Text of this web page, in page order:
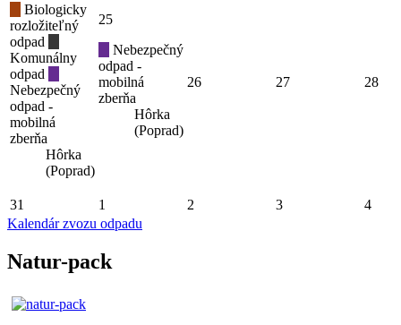
Biologicky
rozložiteľný
odpad
Komunálny
odpad
Nebezpečný
odpad -
mobilná
zberňa
Hôrka
(Poprad)
25
Nebezpečný
odpad -
mobilná
zberňa
Hôrka
(Poprad)
26 27 28
31 1 2 3
4
Kalendár zvozu odpadu
Natur-pack